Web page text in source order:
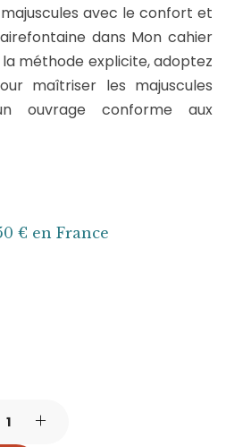
avec le confort et
dans Mon cahier
la méthode explicite, adoptez
maîtriser les majuscules
ouvrage conforme aux
€ en France